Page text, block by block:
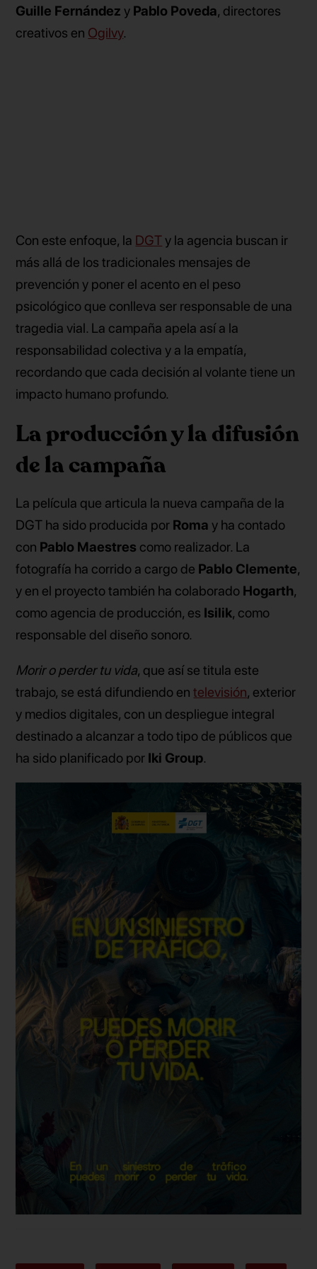
Guille Fernández y Pablo Poveda, directores
creativos en Ogilvy.
Con este enfoque, la DGTy la agencia buscan ir
más allá de los tradicionales mensajes de
prevención y poner el acento en el peso
psicológico que conlleva ser responsable de una
tragedia vial. La campaña apela así a la
responsabilidad colectiva y a la empatía,
recordando que cada decisión al volante tiene un
impacto humano profundo.
La producción y la difusión
de la campaña
La película que articula la nueva campaña de la
DGT ha sido producida por Roma y ha contado
con Pablo Maestres como realizador. La
fotografía ha corrido a cargo de Pablo Clemente,
y en el proyecto también ha colaborado Hogarth,
como agencia de producción, es Isilik, como
responsable del diseño sonoro.
Morir o perder tu vida, que así se titula este
trabajo, se está difundiendo entelevisión, exterior
y medios digitales, con un despliegue integral
destinado a alcanzar a todo tipo de públicos que
ha sido planificado por Iki Group.